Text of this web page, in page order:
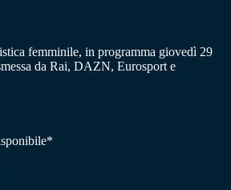
femminile, in programma giovedì 29
da Rai, DAZN, Eurosport e